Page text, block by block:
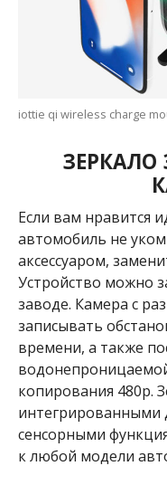
iottie qi wireless charge
ЗЕРКАЛО
Если вам нравится
автомобиль не
аксессуаром,
Устройство можно
заводе. Камера с
записывать
времени, а также
копирования 480p.
интегрированными
сенсорными
к любой модели